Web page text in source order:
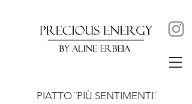
PIATTO ¨PIÙ SENTIMENTI¨